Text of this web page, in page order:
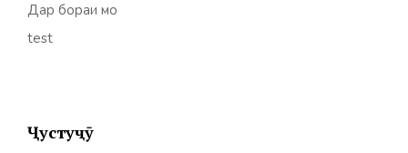
Дар бораи мо
test
Ҷустуҷӯ